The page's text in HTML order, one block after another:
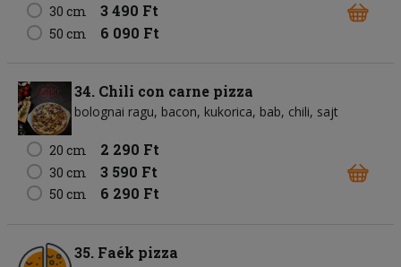
30 cm 3 490 Ft
50 cm 6 090 Ft
34. Chili con carne pizza
bolognai ragu bacon kukorica bab chili sajt
20 cm 2 290 Ft
30 cm 3 590 Ft
50 cm 6 290 Ft
35. Faék pizza